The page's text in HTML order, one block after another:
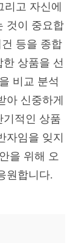
고 자신에
것이 중요합
등을 종합
상품을 선
비교 분석
아 신중하게
기적인 상품
자임을 잊지
을 위해 오
원합니다.